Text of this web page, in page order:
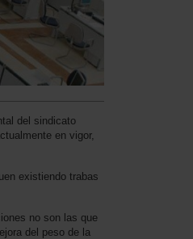
del sindicato
en vigor,
existiendo trabas
no son las que
del peso de la